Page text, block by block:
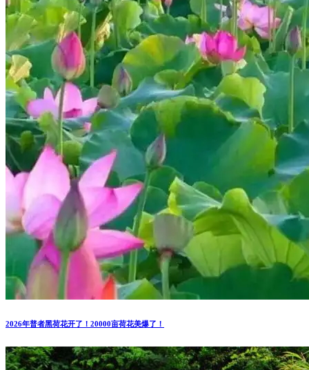
2026年普者黑荷花开了！20000亩荷花美爆了！